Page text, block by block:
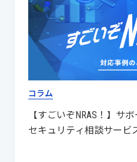
コラム
【すごいぞNRAS！】サ
セキュリティ相談サービ